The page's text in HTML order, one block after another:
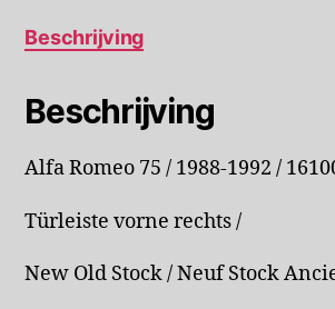
Beschrijving
Beschrijving
Alfa Romeo 75 / 1988-1992 /
Türleiste vorne rechts /
New Old Stock / Neuf Stock